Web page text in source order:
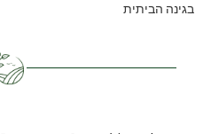
בגינה הביתית